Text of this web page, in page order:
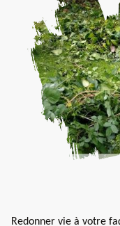
Redonner vie à votre